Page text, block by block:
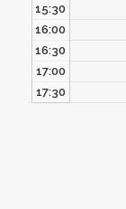
15:30
16:00
16:30
17:00
17:30